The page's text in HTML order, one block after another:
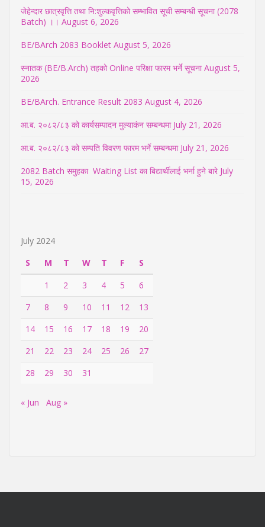
जेहेन्दार छात्रवृत्ति तथा नि:शुल्कवृत्तिको सम्भावित सूची सम्बन्धी सूचना (2078
Batch) ।। August 6, 2026
BE/BArch 2083 Booklet August 5, 2026
स्नातक (BE/B.Arch) तहको Online परिक्षा फारम भर्ने सूचना August 5,
2026
BE/BArch. Entrance Result 2083 August 4, 2026
आ.ब. २०८२/८३ को कार्यसम्पादन मुल्याकंन सम्बन्धमा July 21, 2026
आ.ब. २०८२/८३ को सम्पति विवरण फारम भर्ने सम्बन्धमा July 21, 2026
2082 Batch समुहका Waiting List का बिद्यार्थीलाई भर्ना हुने बारे July
15, 2026
July 2024
S
M T W T F
S
1
2 3 4 5
6
7
8 9 10 11 12
13
14
15 16 17 18 19
20
21
22 23 24 25 26
27
28
29 30 31
« Jun Aug »